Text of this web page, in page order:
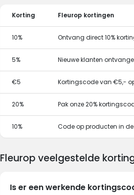
Korting Fleurop kortingen
10% Ontvang direct 10%
5% Nieuwe klanten
€5 Kortingscode van €5,-
20% Pak onze 20%
10% Code op producten in de
Fleurop veelgestelde
Is er een werkende